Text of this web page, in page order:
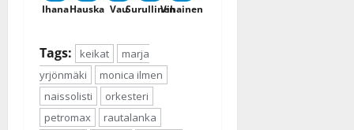
IhanaHauska VauSurullinenVihainen
Tags: keikat
marja
yrjönmäki
monica ilmen
naissolisti
orkesteri
petromax
rautalanka